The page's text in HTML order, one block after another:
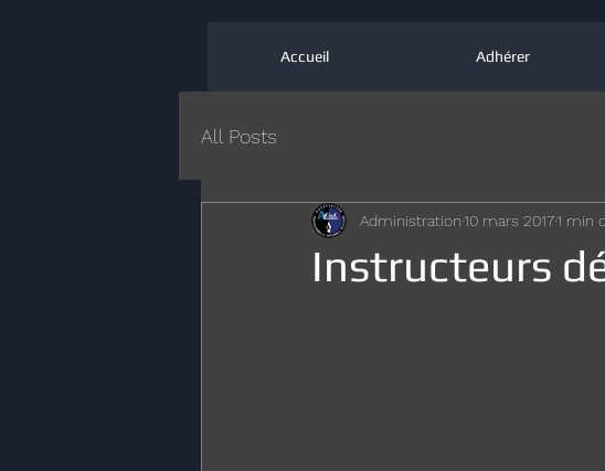
Accueil Adhérer
All Posts
Instructeurs
Administration 10 mars 20171 min